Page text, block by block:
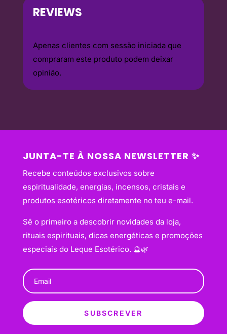
REVIEWS
Apenas clientes com sessão iniciada que
compraram este produto podem deixar
opinião.
JUNTA-TE À NOSSA NEWSLETTER ✨
Recebe conteúdos exclusivos sobre
espiritualidade, energias, incensos, cristais e
produtos esotéricos diretamente no teu e-mail.
Sê o primeiro a descobrir novidades da loja,
rituais espirituais, dicas energéticas e promoções
especiais do Leque Esotérico. 🔮🌿
SUBSCREVER